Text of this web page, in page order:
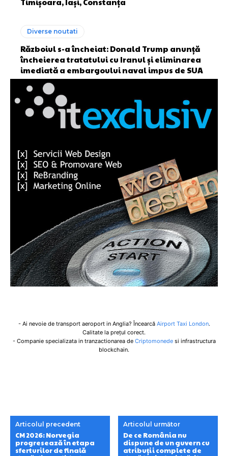
Diverse noutati
Războiul s-a încheiat: Donald Trump anunță
încheierea tratatului cu Iranul și eliminarea
imediată a embargoului naval impus de SUA
- Ai nevoie de transport aeroport in Anglia? Încearcă Airport Taxi London.
Calitate la prețul corect.
- Companie specializata in tranzactionarea de Criptomonedesi infrastructura
blockchain.
Articolul precedent
CM 2026: Norvegia
progresează în etapa
sferturilor de finală
Articolul următor
De ce România nu
dispune de un guvern cu
atribuții complete de